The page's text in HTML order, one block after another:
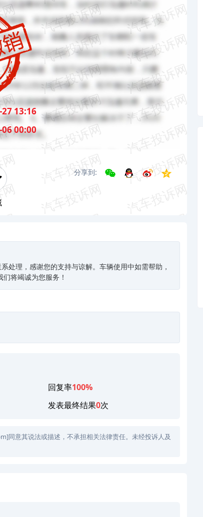
13:16
00:00
分享到:
处理，感谢您的支持与谅解。车辆使用中如需帮助，
将竭诚为您服务！
回复率100%
发表最终结果0次
同意其说法或描述，不承担相关法律责任。未经投诉人及